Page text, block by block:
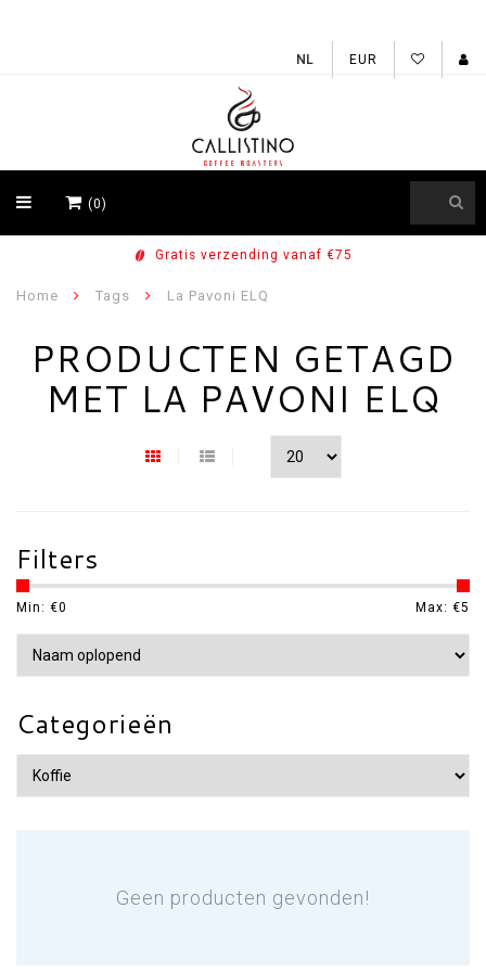
EUR
(0)
Gratis verzending vanaf €75
Home Tags La Pavoni ELQ
PRODUCTEN GETAGD
MET LA PAVONI ELQ
Filters
Min: €0 Max: €5
Categorieën
Geen producten gevonden!